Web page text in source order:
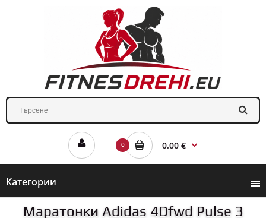
0 0.00 €
Категории
Маратонки Adidas 4Dfwd Pulse 3